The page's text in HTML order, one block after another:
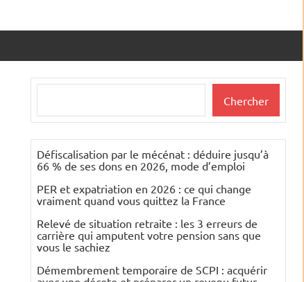
Chercher
Défiscalisation par le mécénat : déduire jusqu’à
66 % de ses dons en 2026, mode d’emploi
PER et expatriation en 2026 : ce qui change
vraiment quand vous quittez la France
Relevé de situation retraite : les 3 erreurs de
carrière qui amputent votre pension sans que
vous le sachiez
Démembrement temporaire de SCPI : acquérir